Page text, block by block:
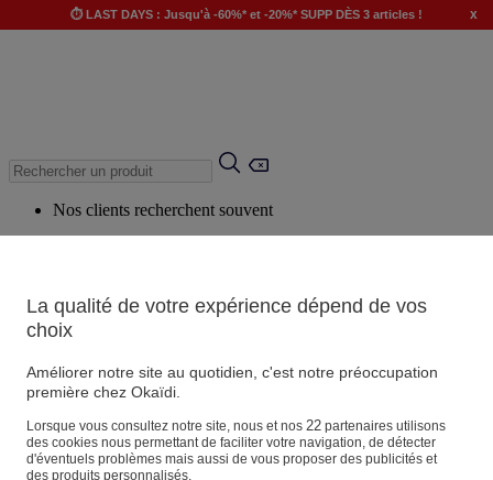
⏱️ LAST DAYS : Jusqu'à -60%* et -20%* SUPP DÈS 3 articles ! x
Nos clients recherchent souvent
Produits suggérés
Voir tous les produits
Magasin
La qualité de votre expérience dépend de vos
choix
Améliorer notre site au quotidien, c'est notre préoccupation
première chez Okaïdi.
Lorsque vous consultez notre site, nous et nos 22partenaires utilisons
des cookies nous permettant de faciliter votre navigation, de détecter
d'éventuels problèmes mais aussi de vous proposer des publicités et
des produits personnalisés.